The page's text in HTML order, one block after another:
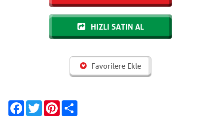
HIZLI SATIN AL
Favorilere Ekle
FacebookTwitterPinterest